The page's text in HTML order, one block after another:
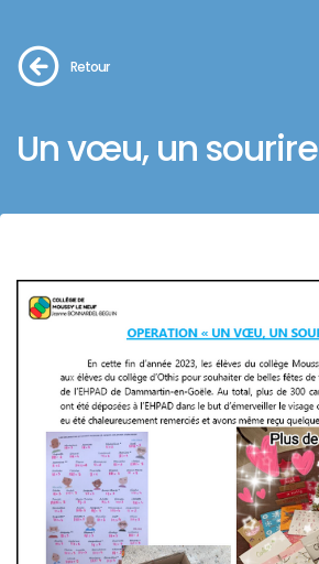
Retour
Un vœu, un sourire